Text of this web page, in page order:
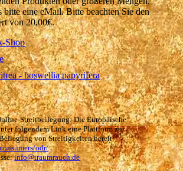
bitte eine eMail. Bitte beachten Sie den
von 20,00€.
Shop
- boswellia papyrifera
Streitbeilegung: Die Europäische
folgendem Link eine Plattform zur
von Streitigkeiten bereit:
odr/
info@traumrauch.de